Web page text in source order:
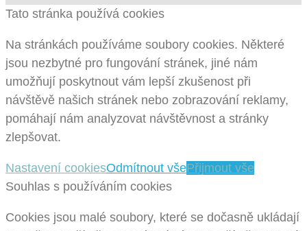
Tato stránka používá cookies
Na stránkách používáme soubory cookies. Některé
jsou nezbytné pro fungování stránek, jiné nám
umožňují poskytnout vám lepší zkušenost při
návštěvě našich stránek nebo zobrazování reklamy,
pomáhají nám analyzovat návštěvnost a stránky
zlepšovat.
Nastavení cookiesOdmítnout všePřijmout vše
Souhlas s používáním cookies
Cookies jsou malé soubory, které se dočasně ukládají